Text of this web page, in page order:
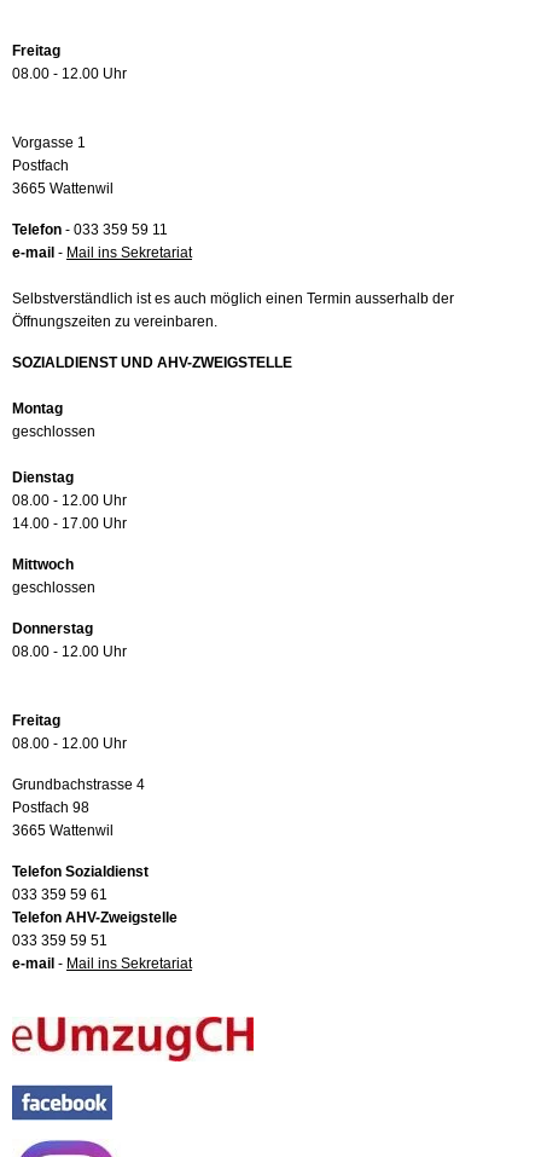
Freitag
08.00 - 12.00 Uhr
Vorgasse 1
Postfach
3665 Wattenwil
Telefon - 033 359 59 11
e-mail - Mail ins Sekretariat
Selbstverständlich ist es auch möglich einen Termin ausserhalb der
Öffnungszeiten zu vereinbaren.
SOZIALDIENST UND AHV-ZWEIGSTELLE
Montag
geschlossen
Dienstag
08.00 - 12.00 Uhr
14.00 - 17.00 Uhr
Mittwoch
geschlossen
Donnerstag
08.00 - 12.00 Uhr
Freitag
08.00 - 12.00 Uhr
Grundbachstrasse 4
Postfach 98
3665 Wattenwil
Telefon Sozialdienst
033 359 59 61
Telefon AHV-Zweigstelle
033 359 59 51
e-mail - Mail ins Sekretariat